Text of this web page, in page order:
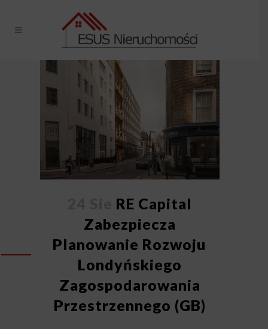
RE Capital
Zabezpiecza
Planowanie Rozwoju
Londyńskiego
Zagospodarowania
Przestrzennego (GB)